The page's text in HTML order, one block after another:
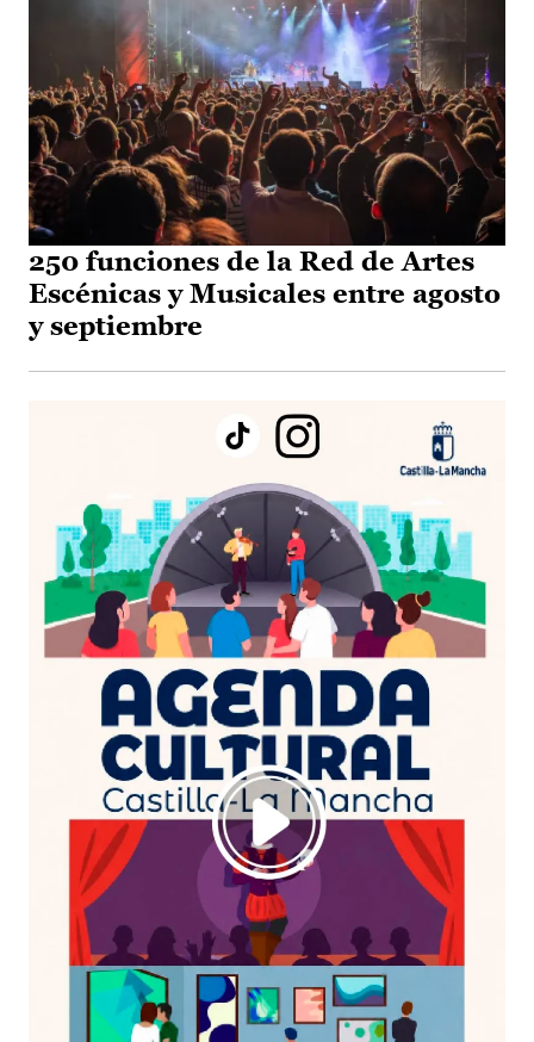
250 funciones de la Red de Artes
Escénicas y Musicales entre agosto
y septiembre